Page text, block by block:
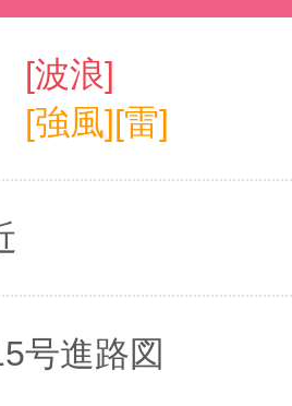
[波浪]
[強風][雷]
号進路図